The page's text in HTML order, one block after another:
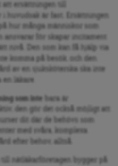
att ersättningen till
i huvudsak är fast. Ersättningen
hur många människor som
ansvarar för skapar incitament
nivå. Den som kan få hjälp via
komma på besök, och den
av en sjuksköterska ska inte
en läkare.
som inte
bara är
den gör det också möjligt att
dit där de behövs som
med svåra, komplexa
efter behov, alltså.
till nätläkarföretagen bygger på